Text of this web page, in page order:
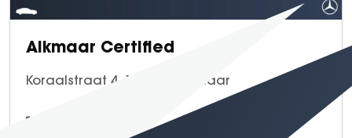
Alkmaar Certified
Koraalstraat 4, 1812 RK Alkmaar